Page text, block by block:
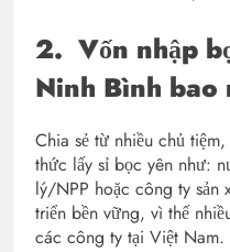
2. Vốn nhập
Ninh Bình bao
Chia sẻ từ nhiều chủ
thức lấy sỉ bọc yên như:
lý/NPP hoặc công ty sản
triển bền vững, vì thế
các công ty tại Việt Nam.